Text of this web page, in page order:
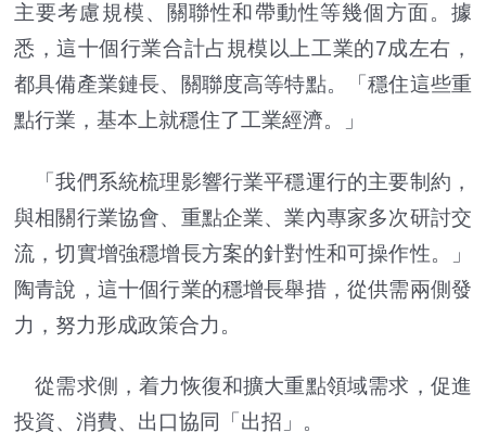
主要考慮規模、關聯性和帶動性等幾個方面。據
悉，這十個行業合計占規模以上工業的7成左右，
都具備產業鏈長、關聯度高等特點。「穩住這些重
點行業，基本上就穩住了工業經濟。」
「我們系統梳理影響行業平穩運行的主要制約，
與相關行業協會、重點企業、業內專家多次研討交
流，切實增強穩增長方案的針對性和可操作性。」
陶青說，這十個行業的穩增長舉措，從供需兩側發
力，努力形成政策合力。
從需求側，着力恢復和擴大重點領域需求，促進
投資、消費、出口協同「出招」。